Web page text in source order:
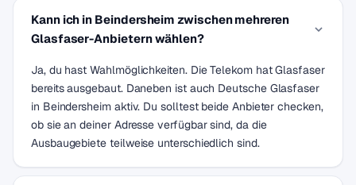
Kann ich in Beindersheim zwischen mehreren
Glasfaser-Anbietern wählen?
Ja, du hast Wahlmöglichkeiten. Die Telekom hat Glasfaser
bereits ausgebaut. Daneben ist auch Deutsche Glasfaser
in Beindersheim aktiv. Du solltest beide Anbieter checken,
ob sie an deiner Adresse verfügbar sind, da die
Ausbaugebiete teilweise unterschiedlich sind.